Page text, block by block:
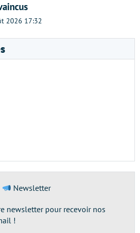
2026 17:32
Newsletter
newsletter pour recevoir nos
!